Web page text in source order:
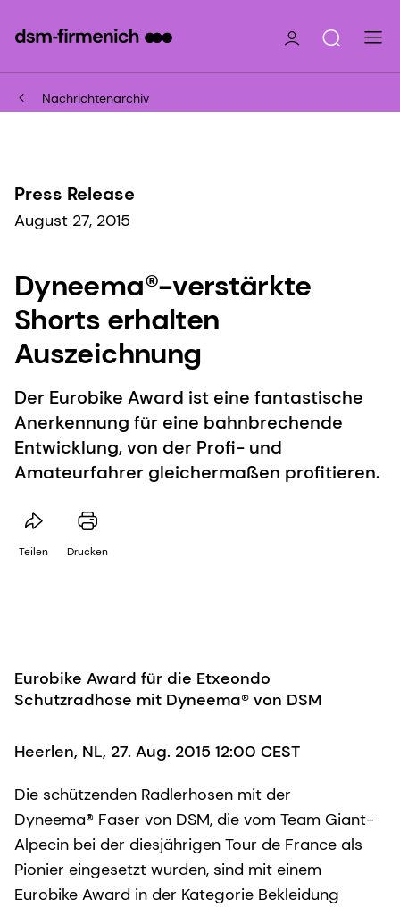
Nachrichtenarchiv
Press Release
August 27, 2015
Dyneema®-verstärkte
Shorts erhalten
Auszeichnung
Der Eurobike Award ist eine fantastische
Anerkennung für eine bahnbrechende
Entwicklung, von der Profi- und
Amateurfahrer gleichermaßen profitieren.
Teilen Drucken
Eurobike Award für die Etxeondo
Schutzradhose mit Dyneema® von DSM
Heerlen, NL, 27. Aug. 2015 12:00 CEST
Die schützenden Radlerhosen mit der
Dyneema® Faser von DSM, die vom Team Giant-
Alpecin bei der diesjährigen Tour de France als
Pionier eingesetzt wurden, sind mit einem
Eurobike Award in der Kategorie Bekleidung